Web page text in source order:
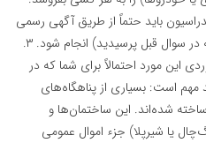
باید حتماً از طریق آگهی رسمی
و برگزاری مزایده عمومی (همان‌طور که در سوال قبل پرسیدید) انجام شود. ۳.
این مورد احتمالاً برای شما که در
است: بسیاری از پناهگاه‌های
شده‌اند. این ساختمان‌ها و
یا شیرپلا) جزء اموال عمومی